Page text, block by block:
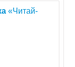
«Читай-